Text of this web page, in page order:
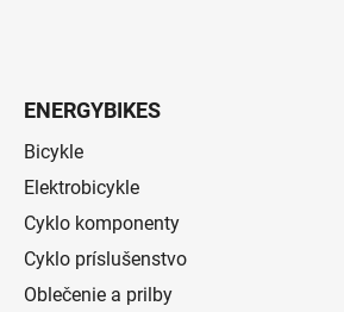
ENERGYBIKES
Bicykle
Elektrobicykle
Cyklo komponenty
Cyklo príslušenstvo
Oblečenie a prilby